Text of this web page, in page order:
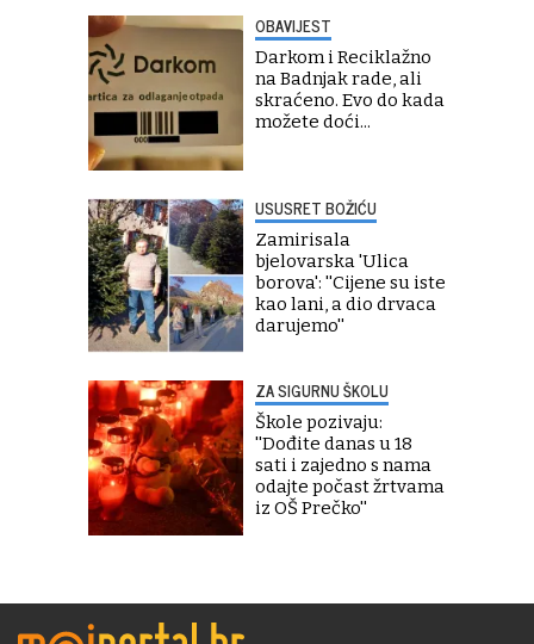
OBAVIJEST
Darkom i Reciklažno
na Badnjak rade, ali
skraćeno. Evo do kada
možete doći...
USUSRET BOŽIĆU
Zamirisala
bjelovarska 'Ulica
borova': ''Cijene su iste
kao lani, a dio drvaca
darujemo''
ZA SIGURNU ŠKOLU
Škole pozivaju:
''Dođite danas u 18
sati i zajedno s nama
odajte počast žrtvama
iz OŠ Prečko''